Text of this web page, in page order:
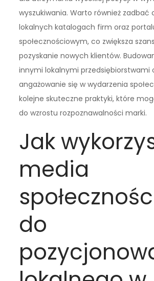
wyszukiwania. Warto również zadbać
lokalnych katalogach firm oraz
społecznościowym, co zwiększa
pozyskanie nowych klientów.
innymi lokalnymi przedsiębiorstwami
angażowanie się w wydarzenia
kolejne skuteczne praktyki, które
do wzrostu rozpoznawalności marki.
Jak
media
do